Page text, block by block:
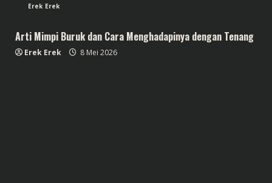
Erek Erek
Arti Mimpi Buruk dan Cara Menghadapinya dengan Tenang
Erek Erek 8 Mei 2026